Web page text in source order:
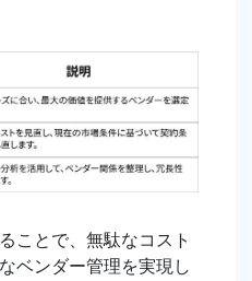
ことで、無駄なコスト
ベンダー管理を実現し